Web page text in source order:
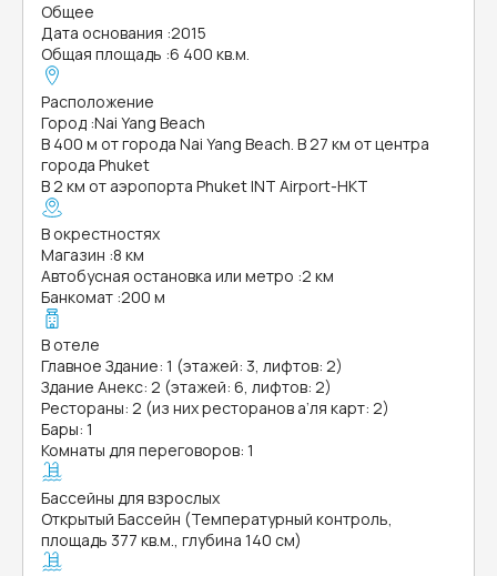
Общее
Дата основания :2015
Общая площадь :6 400 кв.м.
Расположение
Город :Nai Yang Beach
В 400 м от города Nai Yang Beach. В 27 км от центра
города Phuket
В 2 км от аэропорта Phuket INT Airport-HKT
В окрестностях
Магазин :8 км
Автобусная остановка или метро :2 км
Банкомат :200 м
В отеле
Главное Здание: 1 (этажей: 3, лифтов: 2)
Здание Анекс: 2 (этажей: 6, лифтов: 2)
Рестораны: 2 (из них ресторанов а’ля карт: 2)
Бары: 1
Комнаты для переговоров: 1
Бассейны для взрослых
Открытый Бассейн (Температурный контроль,
площадь 377 кв.м., глубина 140 см)